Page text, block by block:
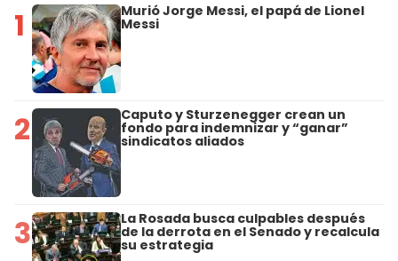
1 Murió Jorge Messi, el papá de Lionel
Messi
2 Caputo y Sturzenegger crean un
fondo para indemnizar y “ganar”
sindicatos aliados
3 La Rosada busca culpables después
de la derrota en el Senado y recalcula
su estrategia